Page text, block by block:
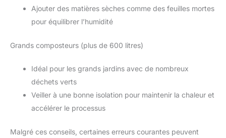
Ajouter des matières sèches comme des feuilles mortes
pour équilibrer l’humidité
Grands composteurs (plus de 600 litres)
Idéal pour les grands jardins avec de nombreux
déchets verts
Veiller à une bonne isolation pour maintenir la chaleur et
accélérer le processus
Malgré ces conseils, certaines erreurs courantes peuvent